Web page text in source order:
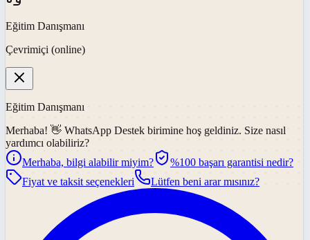
Eğitim Danışmanı
Çevrimiçi (online)
Eğitim Danışmanı
Merhaba! 👋 WhatsApp Destek birimine hoş geldiniz. Size nasıl
yardımcı olabiliriz?
Merhaba, bilgi alabilir miyim?
%100 başarı garantisi nedir?
Fiyat ve taksit seçenekleri
Lütfen beni arar mısınız?